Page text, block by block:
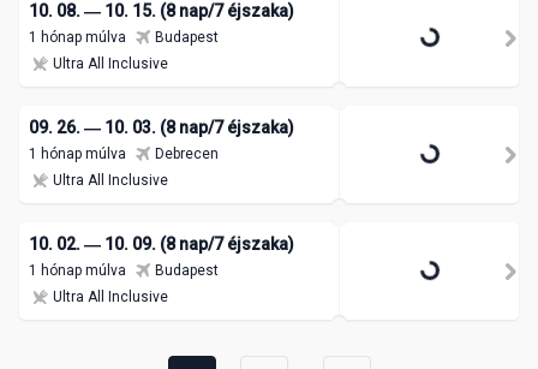
10. 08. ― 10. 15. (8 nap/7 éjszaka)
1 hónap múlva
Budapest
Ultra All Inclusive
09. 26. ― 10. 03. (8 nap/7 éjszaka)
1 hónap múlva
Debrecen
Ultra All Inclusive
10. 02. ― 10. 09. (8 nap/7 éjszaka)
1 hónap múlva
Budapest
Ultra All Inclusive